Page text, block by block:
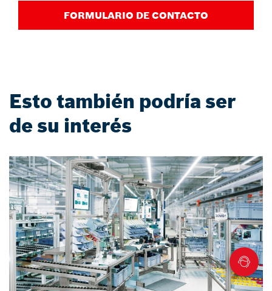
FORMULARIO DE CONTACTO
Esto también podría ser
de su interés